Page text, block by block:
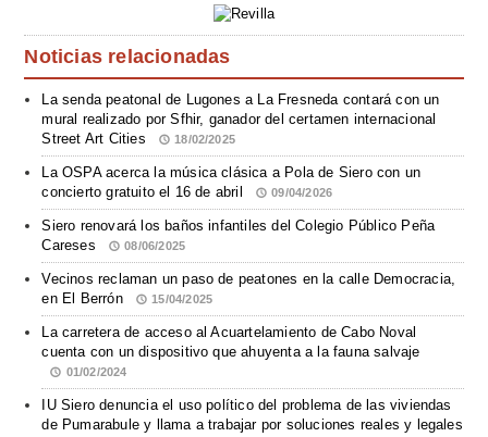
Noticias relacionadas
La senda peatonal de Lugones a La Fresneda contará con un
mural realizado por Sfhir, ganador del certamen internacional
Street Art Cities
18/02/2025
La OSPA acerca la música clásica a Pola de Siero con un
concierto gratuito el 16 de abril
09/04/2026
Siero renovará los baños infantiles del Colegio Público Peña
Careses
08/06/2025
Vecinos reclaman un paso de peatones en la calle Democracia,
en El Berrón
15/04/2025
La carretera de acceso al Acuartelamiento de Cabo Noval
cuenta con un dispositivo que ahuyenta a la fauna salvaje
01/02/2024
IU Siero denuncia el uso político del problema de las viviendas
de Pumarabule y llama a trabajar por soluciones reales y legales